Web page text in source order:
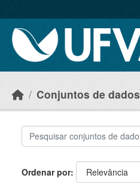
Conjuntos de dados
Ordenar por